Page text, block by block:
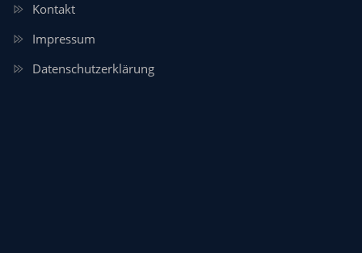
Kontakt
Impressum
Datenschutzerklärung